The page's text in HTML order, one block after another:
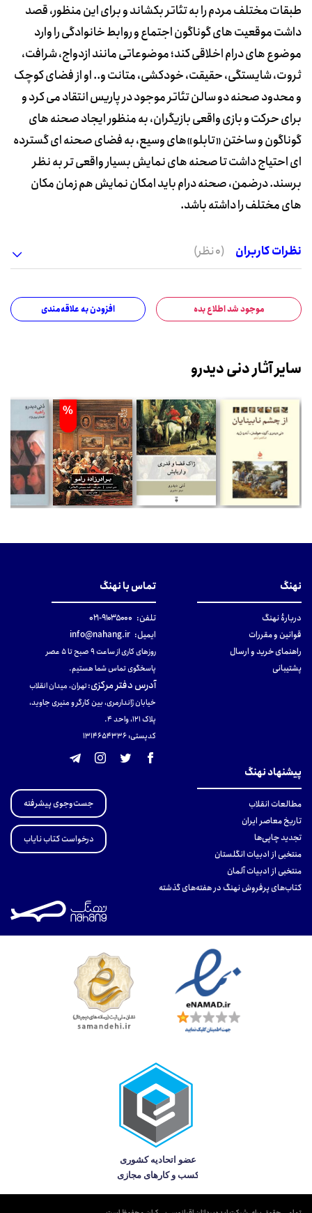
طبقات مختلف مردم را به تئاتر بکشاند و برای این منظور، قصد
داشت موقعیت های گوناگون اجتماع و روابط خانوادگی را وارد
موضوع های درام اخلاقی کند؛ موضوعاتی مانند ازدواج، شرافت،
ثروت، شایستگی، حقیقت، خودکشی، متانت و.. او از فضای کوچک
و محدود صحنه دو سالن تئاتر موجود در پاریس انتقاد می کرد و
برای حرکت و بازی واقعی بازیگران، به منظور ایجاد صحنه های
گوناگون و ساختن «تابلو»های وسیع، به فضای صحنه ای گسترده
ای احتیاج داشت تا صحنه های نمایش بسیار واقعی تر به نظر
برسند. درضمن، صحنه درام باید امکان نمایش هم زمان مکان
های مختلف را داشته باشد.
نظرات کاربران (0 نظر)
موجود شد اطلاع بده افزودن به علاقه‌مندی
سایر آثار دنی دیدرو
%
نهنگ
دربارهٔ نهنگ
قوانین و مقررات
راهنمای خرید و ارسال
پشتیبانی
تماس با نهنگ
تلفن: ۹۱۰۳۵۰۰۰-۰۲۱
ایمیل: info@nahang.ir
روزهای کاری از ساعت ۹ صبح تا ۵ عصر
پاسخگوی تماس شما هستیم.
آدرس دفتر مرکزی:تهران، میدان انقلاب
خیابان ژاندارمری، بین کارگر و منیری جاوید،
پلاک 121، واحد ۴.
کدپستی: 131465433۶
پیشنهاد نهنگ
مطالعات انقلاب
تاریخ معاصر ایران
تجدید چاپی‌ها
منتخبی از ادبیات انگلستان
منتخبی از ادبیات آلمان
کتاب‌های پرفروش نهنگ در هفته‌های گذشته
جست‌وجوی پیشرفته
درخواست کتاب نایاب